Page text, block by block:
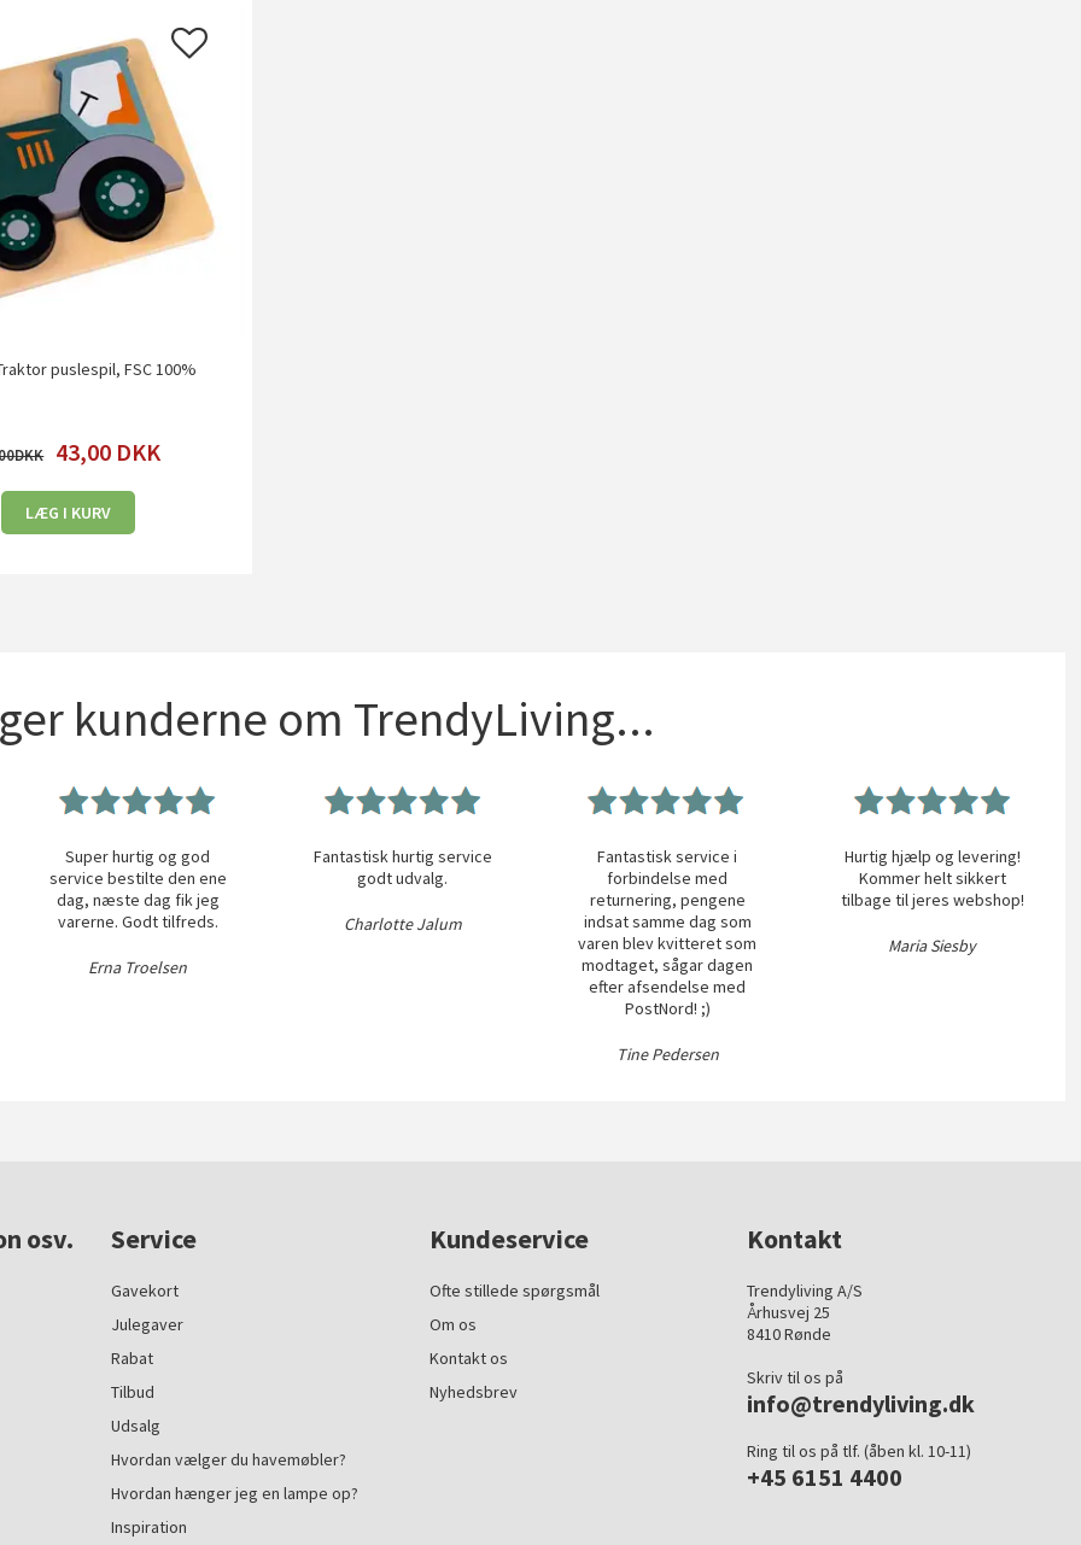
puslespil, FSC 100%
43,00 DKK
LÆG I KURV
kunderne om TrendyLiving...
Super hurtig og god
service bestilte den ene
dag, næste dag fik jeg
varerne. Godt tilfreds.
Erna Troelsen
Fantastisk hurtig service
godt udvalg.
Charlotte Jalum
Fantastisk service i
forbindelse med
returnering, pengene
indsat samme dag som
varen blev kvitteret som
modtaget, sågar dagen
efter afsendelse med
PostNord! ;)
Tine Pedersen
Hurtig hjælp og levering!
Kommer helt sikkert
tilbage til jeres webshop!
Maria Siesby
osv. Service
Gavekort
Julegaver
Rabat
Tilbud
Udsalg
Hvordan vælger du havemøbler?
Hvordan hænger jeg en lampe op?
Inspiration
Kundeservice
Ofte stillede spørgsmål
Om os
Kontakt os
Nyhedsbrev
Kontakt
Trendyliving A/S
Århusvej 25
8410 Rønde
Skriv til os på
info@trendyliving.dk
Ring til os på tlf. (åben kl. 10-11)
+45 6151 4400